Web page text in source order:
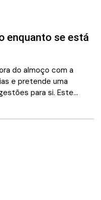
enquanto se está
do almoço com a
e pretende uma
para si. Este…